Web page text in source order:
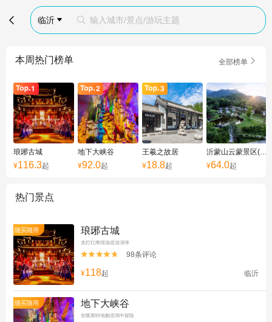
 临沂   输入城市/景点/游玩主题
本周热门榜单 全部榜单 
琅琊古城
¥116.3起
地下大峡谷
¥92.0起
王羲之故居
¥18.8起
沂蒙山云蒙景区(蒙山国家森林公园)
¥64.0起
热门景点
随买随用 琅琊古城
龙灯扛阁现场巡游演绎

 98条评论
¥118起 临沂
随买随用 地下大峡谷
在喀斯特地貌溶洞中探险